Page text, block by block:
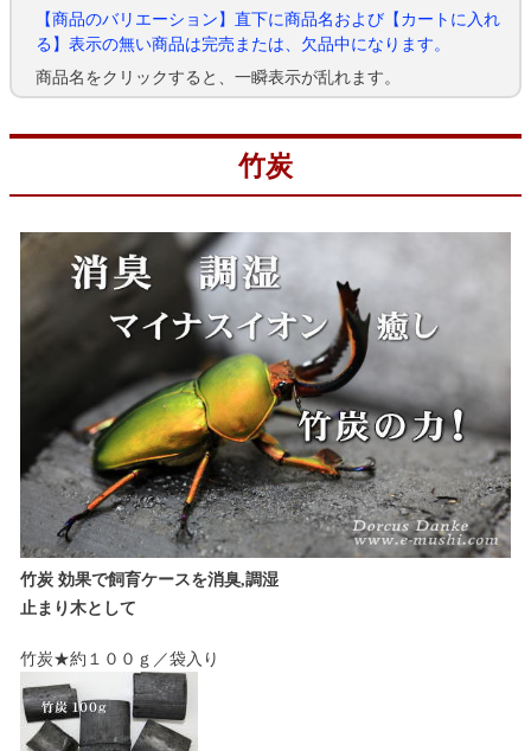
【商品のバリエーション】直下に商品名および【カートに入れ
る】表示の無い商品は完売または、欠品中になります。
商品名をクリックすると、一瞬表示が乱れます。
竹炭
竹炭 効果で飼育ケースを消臭,調湿
止まり木として
竹炭★約１００ｇ／袋入り